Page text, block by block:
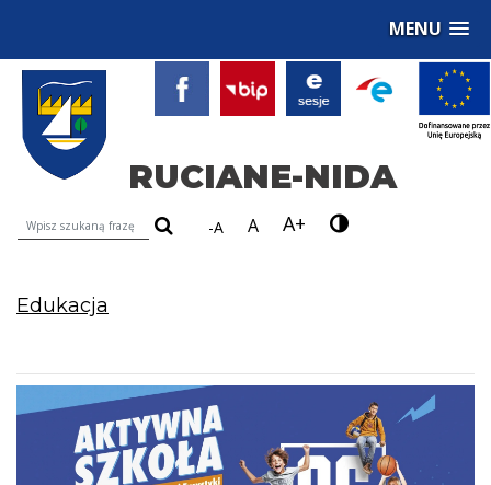
MENU
RUCIANE-NIDA
Wyszukiwarka treści na stronie
-A A A+
Edukacja